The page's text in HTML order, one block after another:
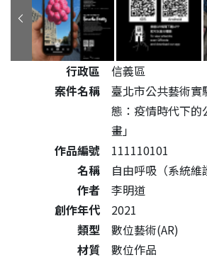
公共藝術作品詳細資料
行政區
信義區
案件名稱
臺北市公共藝術實
態：疫情時代下的
畫」
作品編號
111110101
名稱
自由呼吸（系統維
作者
李明道
創作年代
2021
類型
數位藝術(AR)
材質
數位作品